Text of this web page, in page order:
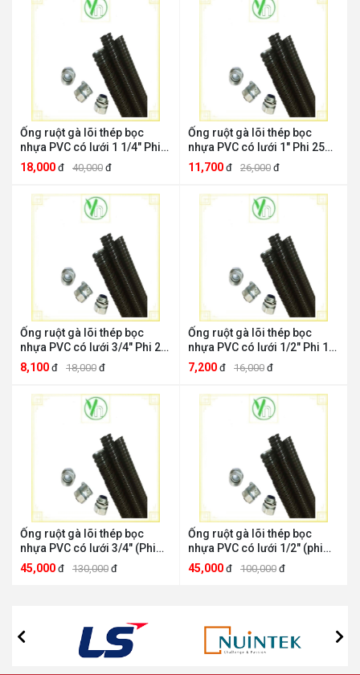
Ống ruột gà lõi thép bọc
nhựa PVC có lưới 1 1/4" Phi
32 DPON114 Việt Nam
DPON114
18,000 đ 40,000 đ
Ống ruột gà lõi thép bọc
nhựa PVC có lưới 1" Phi 25
DPON100 Việt Nam
DPON100
11,700 đ 26,000 đ
Ống ruột gà lõi thép bọc
nhựa PVC có lưới 3/4" Phi 20
Việt Nam DPON34
8,100 đ 18,000 đ
Ống ruột gà lõi thép bọc
nhựa PVC có lưới 1/2" Phi 16
Việt Nam DPON12
7,200 đ 16,000 đ
Ống ruột gà lõi thép bọc
nhựa PVC có lưới 3/4" (Phi
22) HMBI034 Việt Nam
HMBI034
45,000 đ 130,000 đ
Ống ruột gà lõi thép bọc
nhựa PVC có lưới 1/2" (phi
15) HMBI012 Việt Nam
HMBI012
45,000 đ 100,000 đ